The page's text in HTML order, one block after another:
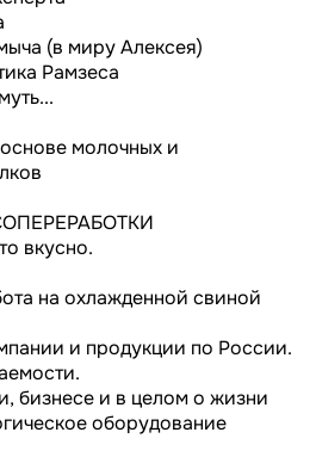
(в миру Алексея)
Рамзеса
молочных и
вкусно.
на охлажденной свиной
и продукции по России.
бизнесе и в целом о жизни
оборудование